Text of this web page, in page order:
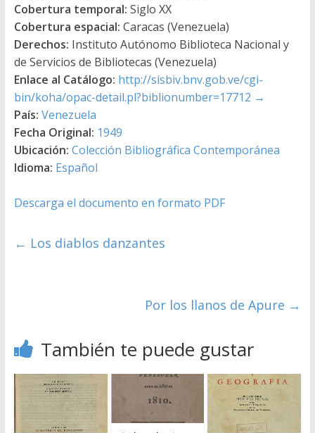
Cobertura temporal: Siglo XX
Cobertura espacial: Caracas (Venezuela)
Derechos: Instituto Autónomo Biblioteca Nacional y
de Servicios de Bibliotecas (Venezuela)
Enlace al Catálogo: http://sisbiv.bnv.gob.ve/cgi-
bin/koha/opac-detail.pl?biblionumber=17712 →
País: Venezuela
Fecha Original: 1949
Ubicación: Colección Bibliográfica Contemporánea
Idioma: Español
Descarga el documento en formato PDF
← Los diablos danzantes
Por los llanos de Apure →
También te puede gustar